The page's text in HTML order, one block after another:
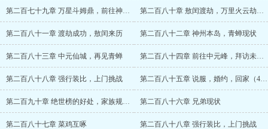
第二百七十九章 万星斗姆鼎，前往神州本岛 第二百八十章 敖闰渡劫，万里火云劫，人劫
第二百八十一章 渡劫成功，敖闰来历 第二百八十二章 神州本岛，青蝉现状
第二百八十三章 中元仙城，再见青蝉 第二百八十四章 前往中元峰，拜访未来岳父
第二百八十八章 强行装比，上门挑战 第二百八十五章 说服，婚约，回家（4K）
第二百九十章 绝世榜的好处，家族规划与拔苗助长 第二百八十六章 兄弟现状
第二百八十七章 菜鸡互啄 第二百八十八章 强行装比，上门挑战